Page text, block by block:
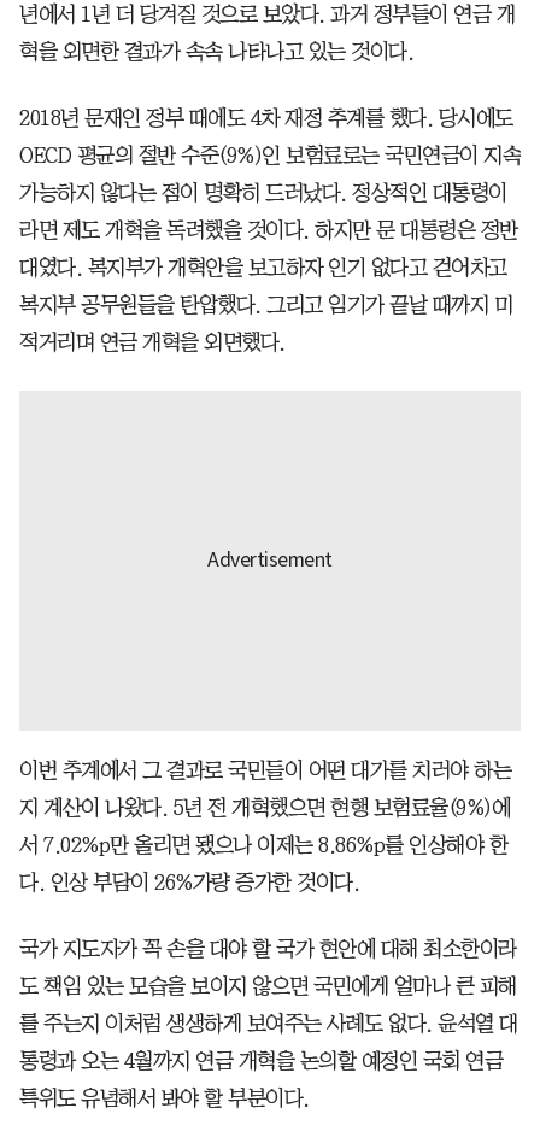
년에서 1년 더 당겨질 것으로 보았다. 과거 정부들이 연금 개
혁을 외면한 결과가 속속 나타나고 있는 것이다.
2018년 문재인 정부 때에도 4차 재정 추계를 했다. 당시에도
OECD 평균의 절반 수준(9%)인 보험료로는 국민연금이 지속
가능하지 않다는 점이 명확히 드러났다. 정상적인 대통령이
라면 제도 개혁을 독려했을 것이다. 하지만 문 대통령은 정반
대였다. 복지부가 개혁안을 보고하자 인기 없다고 걷어차고
복지부 공무원들을 탄압했다. 그리고 임기가 끝날 때까지 미
적거리며 연금 개혁을 외면했다.
이번 추계에서 그 결과로 국민들이 어떤 대가를 치러야 하는
지 계산이 나왔다. 5년 전 개혁했으면 현행 보험료율(9%)에
서 7.02%p만 올리면 됐으나 이제는 8.86%p를 인상해야 한
다. 인상 부담이 26%가량 증가한 것이다.
국가 지도자가 꼭 손을 대야 할 국가 현안에 대해 최소한이라
도 책임 있는 모습을 보이지 않으면 국민에게 얼마나 큰 피해
를 주는지 이처럼 생생하게 보여주는 사례도 없다. 윤석열 대
통령과 오는 4월까지 연금 개혁을 논의할 예정인 국회 연금
특위도 유념해서 봐야 할 부분이다.